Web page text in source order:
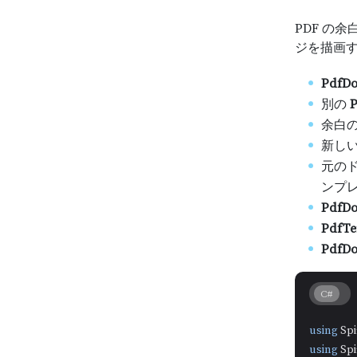
PDF の余
ジを描画
別の
余白
新し
元の
ンプ
C#
using
using